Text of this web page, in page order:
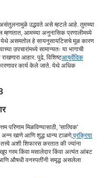
उद्भवते असे म्हटले आहे. तुमच्या
म्हणतात, आमच्या अनुनासिक प्रणालीमध्ये
येथे असमतोल हे सायनुसायटिसचे मूळ कारण
उपचारांमध्ये सामान्यतः या भागाची
आहार. पुढे, विशिष्टआयुर्वेदिक
कार्य केले जाते. येथे अधिक
परिणाम मिळविण्यासाठी, 'सात्विक'
अन्न खाणे आणि शुद्ध धान्य टाळणे,प्रक्रिया
अशी शिफारस करतात की ज्यांना
गरम किंवा मसालेदार किंवा अत्यंत आंबट
आणि औषधी वनस्पतींनी समृद्ध असलेला